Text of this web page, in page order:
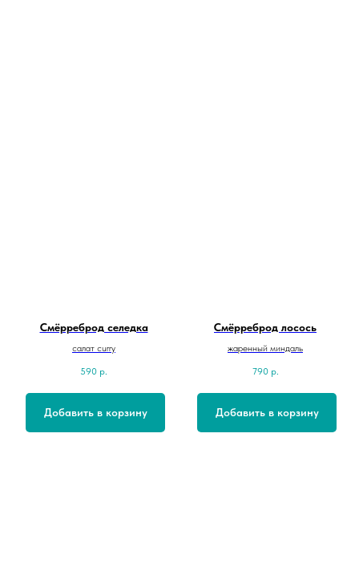
Смёрреброд селедка
салат curry
590 р.
Добавить в корзину
Смёрреброд лосось
жаренный миндаль
790 р.
Добавить в корзину